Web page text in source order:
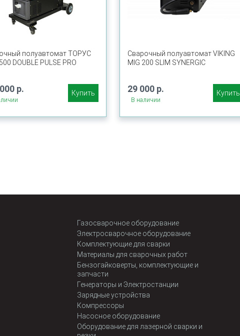
полуавтомат ТОРУС
DOUBLE PULSE PRO
р. Купить
Сварочный полуавтомат VIKING
MIG 200 SLIM SYNERGIC
29 000 р.
В наличии
Купить
Газосварочное оборудование
Электросварочное оборудование
Комплектующие для сварки
Материалы для сварочных работ
Бензогайковерты, комплектующие и
запчасти
Генераторы и Электростанции
Зарядные устройства
Компрессоры
Насосное оборудование
Оборудование для лазерной сварки и